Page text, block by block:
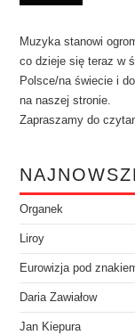
Muzyka stanowi
co dzieje się teraz w
Polsce/na świecie i
na naszej stronie.
Zapraszamy do
Organek
Liroy
Eurowizja pod
Daria Zawiałow
Jan Kiepura